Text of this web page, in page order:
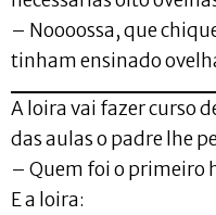
– Noooossa, que
tinham ensinado
A loira vai fazer curso
das aulas o padre lhe
– Quem foi o primeiro
E a loira: